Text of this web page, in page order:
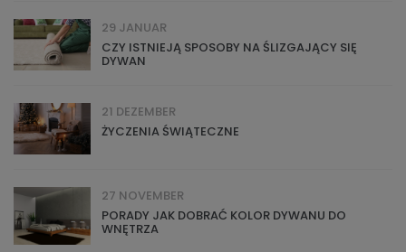
29 JANUAR
CZY ISTNIEJĄ SPOSOBY NA ŚLIZGAJĄCY SIĘ
DYWAN
21 DEZEMBER
ŻYCZENIA ŚWIĄTECZNE
27 NOVEMBER
PORADY JAK DOBRAĆ KOLOR DYWANU DO
WNĘTRZA